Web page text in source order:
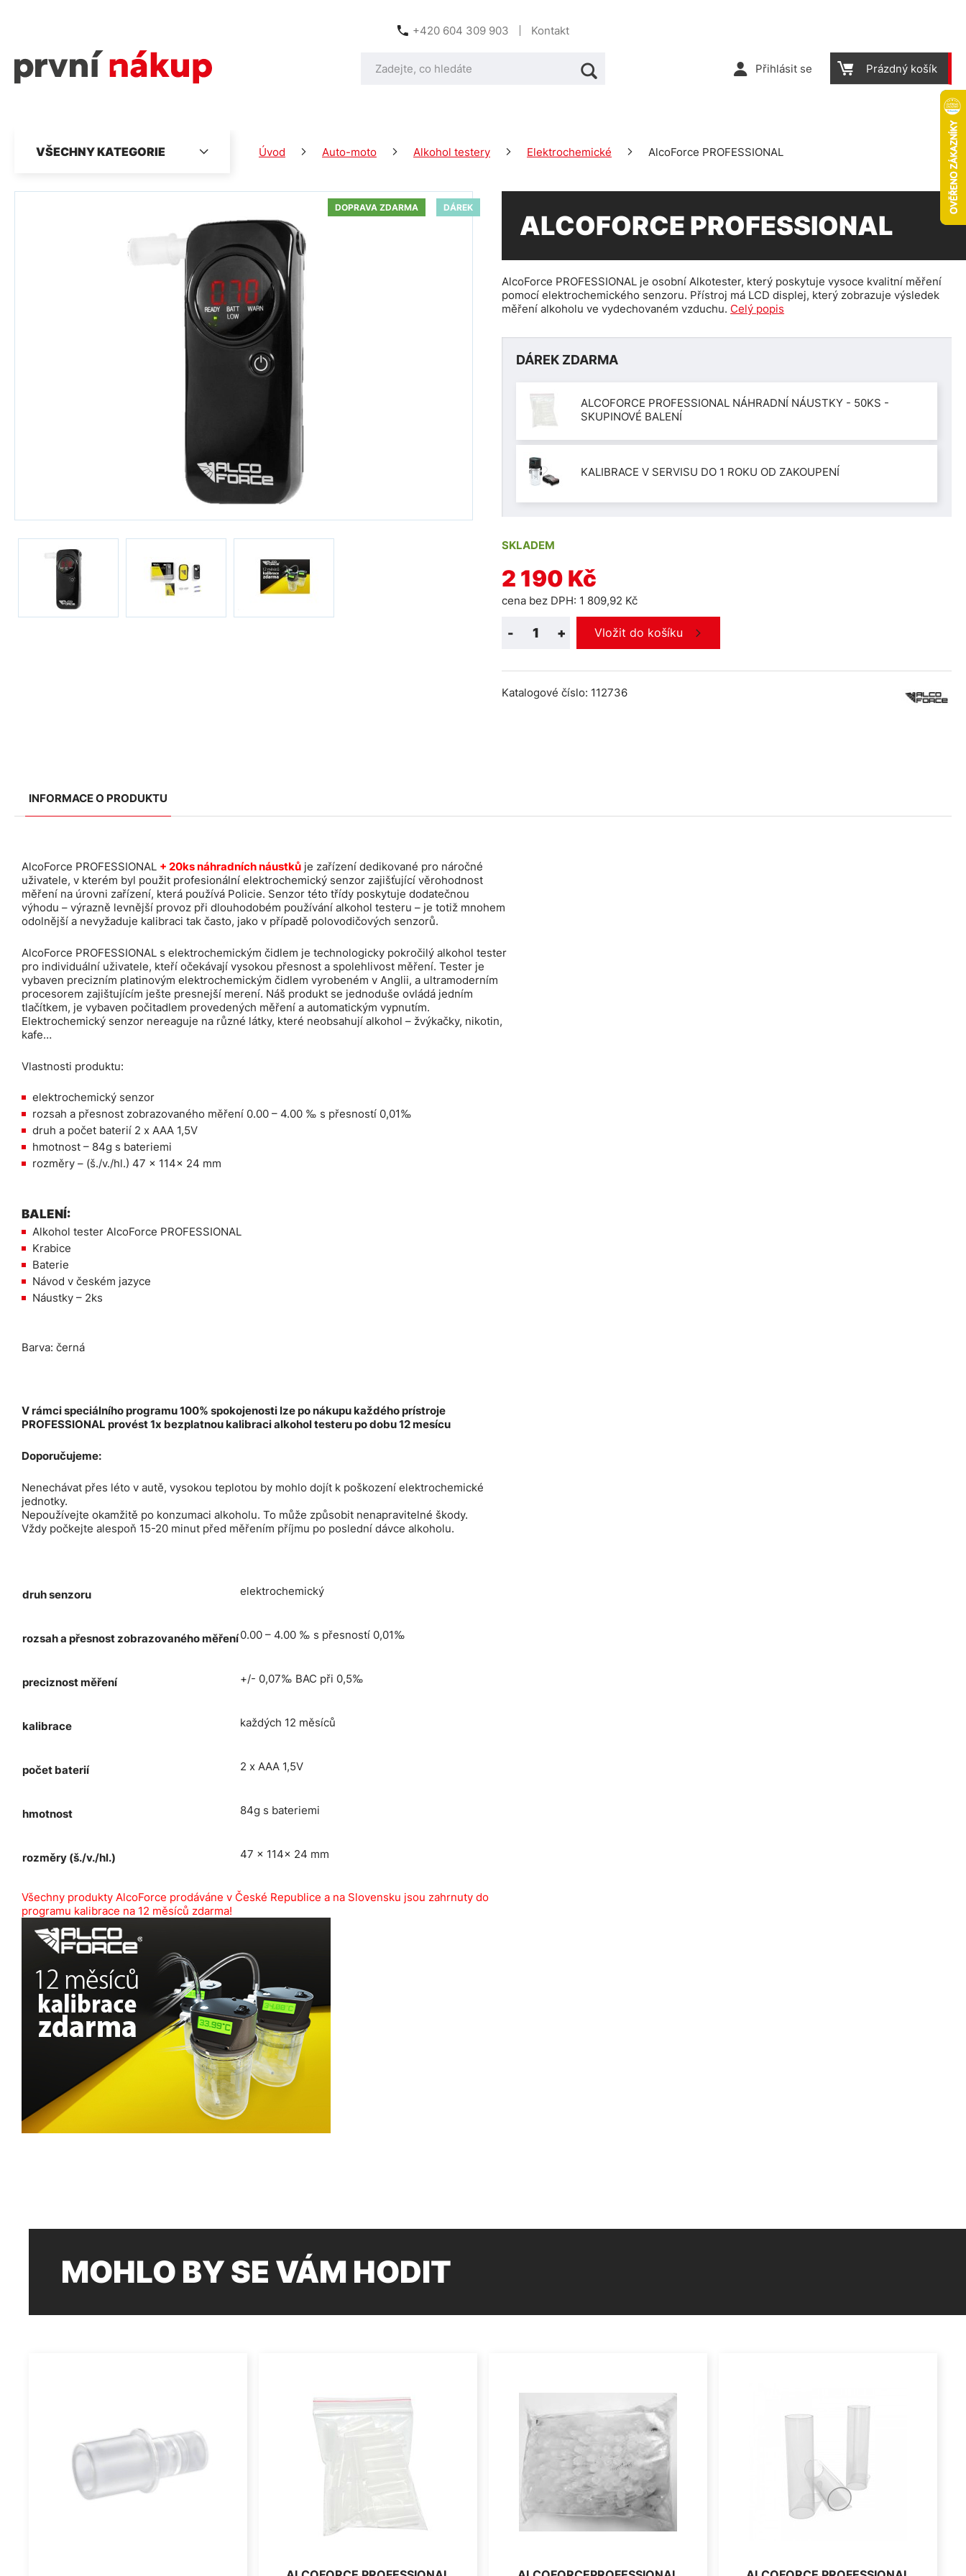
Přihlásit se Prázdný košík
+420 604 309 903 Kontakt
Úvod Auto-moto Alkohol testery Elektrochemické AlcoForce PROFESSIONAL
VŠECHNY KATEGORIE
DOPRAVA ZDARMA DÁREK
ALCOFORCE PROFESSIONAL
AlcoForce PROFESSIONAL je osobní Alkotester, který poskytuje vysoce kvalitní měření
pomocí elektrochemického senzoru. Přístroj má LCD displej, který zobrazuje výsledek
měření alkoholu ve vydechovaném vzduchu. Celý popis
DÁREK ZDARMA
ALCOFORCE PROFESSIONAL NÁHRADNÍ NÁUSTKY - 50KS -
SKUPINOVÉ BALENÍ
KALIBRACE V SERVISU DO 1 ROKU OD ZAKOUPENÍ
SKLADEM
2 190 Kč
cena bez DPH: 1 809,92 Kč
+
- Vložit do košíku
Katalogové číslo: 112736
INFORMACE O PRODUKTU
AlcoForce PROFESSIONAL + 20ks náhradních náustků je zařízení dedikované pro náročné
uživatele, v kterém byl použit profesionální elektrochemický senzor zajišťující věrohodnost
měření na úrovni zařízení, která používá Policie. Senzor této třídy poskytuje dodatečnou
výhodu – výrazně levnější provoz při dlouhodobém používání alkohol testeru – je totiž mnohem
odolnější a nevyžaduje kalibraci tak často, jako v případě polovodičových senzorů.
AlcoForce PROFESSIONAL s elektrochemickým čidlem je technologicky pokročilý alkohol tester
pro individuální uživatele, kteří očekávají vysokou přesnost a spolehlivost měření. Tester je
vybaven precizním platinovým elektrochemickým čidlem vyrobeném v Anglii, a ultramoderním
procesorem zajištujícím ješte presnejší merení. Náš produkt se jednoduše ovládá jedním
tlačítkem, je vybaven počitadlem provedených měření a automatickým vypnutím.
Elektrochemický senzor nereaguje na různé látky, které neobsahují alkohol – žvýkačky, nikotin,
kafe…
Vlastnosti produktu:
elektrochemický senzor
rozsah a přesnost zobrazovaného měření 0.00 – 4.00 ‰ s přesností 0,01‰
druh a počet baterií 2 x AAA 1,5V
hmotnost – 84g s bateriemi
rozměry – (š./v./hl.) 47 x 114x 24 mm
BALENÍ:
Alkohol tester AlcoForce PROFESSIONAL
Krabice
Baterie
Návod v českém jazyce
Náustky – 2ks
Barva: černá
V rámci speciálního programu 100% spokojenosti lze po nákupu každého prístroje
PROFESSIONAL provést 1x bezplatnou kalibraci alkohol testeru po dobu 12 mesícu
Doporučujeme:
Nenechávat přes léto v autě, vysokou teplotou by mohlo dojít k poškození elektrochemické
jednotky.
Nepoužívejte okamžitě po konzumaci alkoholu. To může způsobit nenapravitelné škody.
Vždy počkejte alespoň 15-20 minut před měřením příjmu po poslední dávce alkoholu.
druh senzoru elektrochemický
rozsah a přesnost zobrazovaného měření0.00 – 4.00 ‰ s přesností 0,01‰
preciznost měření +/- 0,07‰ BAC při 0,5‰
kalibrace každých 12 měsíců
počet baterií 2 x AAA 1,5V
hmotnost 84g s bateriemi
rozměry (š./v./hl.) 47 x 114x 24 mm
Všechny produkty AlcoForce prodáváne v České Republice a na Slovensku jsou zahrnuty do
programu kalibrace na 12 měsíců zdarma!
MOHLO BY SE VÁM HODIT